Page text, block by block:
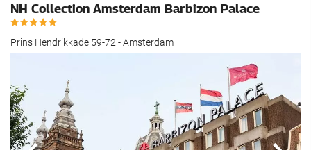
NH Collection Amsterdam Barbizon Palace
Prins Hendrikkade 59-72 - Amsterdam